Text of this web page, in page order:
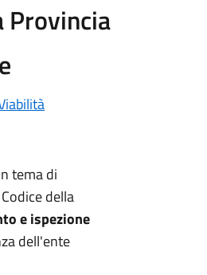
Provincia
tema di
della
e ispezione
dell'ente